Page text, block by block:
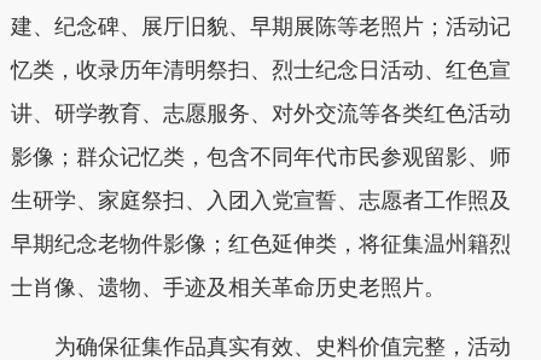
建、纪念碑、展厅旧貌、早期展陈等老照片；活动记
忆类，收录历年清明祭扫、烈士纪念日活动、红色宣
讲、研学教育、志愿服务、对外交流等各类红色活动
影像；群众记忆类，包含不同年代市民参观留影、师
生研学、家庭祭扫、入团入党宣誓、志愿者工作照及
早期纪念老物件影像；红色延伸类，将征集温州籍烈
士肖像、遗物、手迹及相关革命历史老照片。
为确保征集作品真实有效、史料价值完整，活动